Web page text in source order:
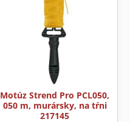
Motúz Strend Pro PCL050,
050 m, murársky, na tŕni
217145